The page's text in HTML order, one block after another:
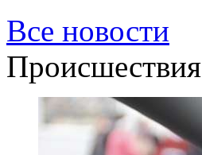
Все новости
Происшествия